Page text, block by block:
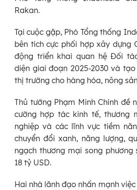
Rakan.
Tại cuộc gặp, Phó Tổng thống
bên tích cực phối hợp xây dựng
động triển khai quan hệ Đối
diện giai đoạn 2025-2030 và
thị trường cho hàng hóa, nông
Thủ tướng Phạm Minh Chính đề
cường hợp tác kinh tế, thương
nghiệp và các lĩnh vực tiềm
chuyển đổi xanh, năng lượng,
ngạch thương mại song
18 tỷ USD.
Hai nhà lãnh đạo nhấn mạnh